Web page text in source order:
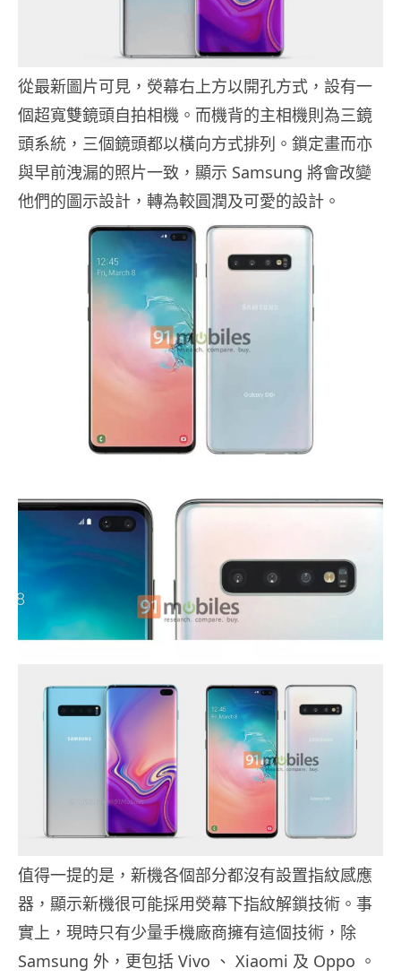
從最新圖片可見，熒幕右上方以開孔方式，設有一
個超寬雙鏡頭自拍相機。而機背的主相機則為三鏡
頭系統，三個鏡頭都以橫向方式排列。鎖定畫而亦
與早前洩漏的照片一致，顯示 Samsung 將會改變
他們的圖示設計，轉為較圓潤及可愛的設計。
值得一提的是，新機各個部分都沒有設置指紋感應
器，顯示新機很可能採用熒幕下指紋解鎖技術。事
實上，現時只有少量手機廠商擁有這個技術，除
Samsung 外，更包括 Vivo 、 Xiaomi 及 Oppo 。